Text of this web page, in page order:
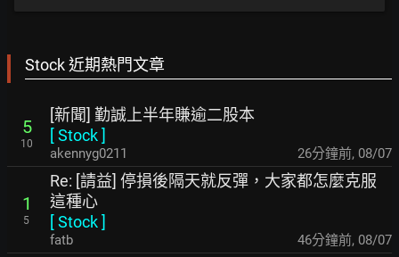
Stock 近期熱門文章
5
10
[新聞] 勤誠上半年賺逾二股本
[Stock]
akennyg0211 26分鐘前, 08/07
1
5
Re: [請益] 停損後隔天就反彈，大家都怎麼克服
這種心
[Stock]
fatb 46分鐘前, 08/07